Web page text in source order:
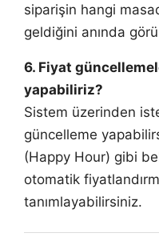
siparişin hangi
geldiğini anında
6. Fiyat
yapabiliriz?
Sistem üzerinden
güncelleme
(Happy Hour) gibi
otomatik
tanımlayabilirsiniz.